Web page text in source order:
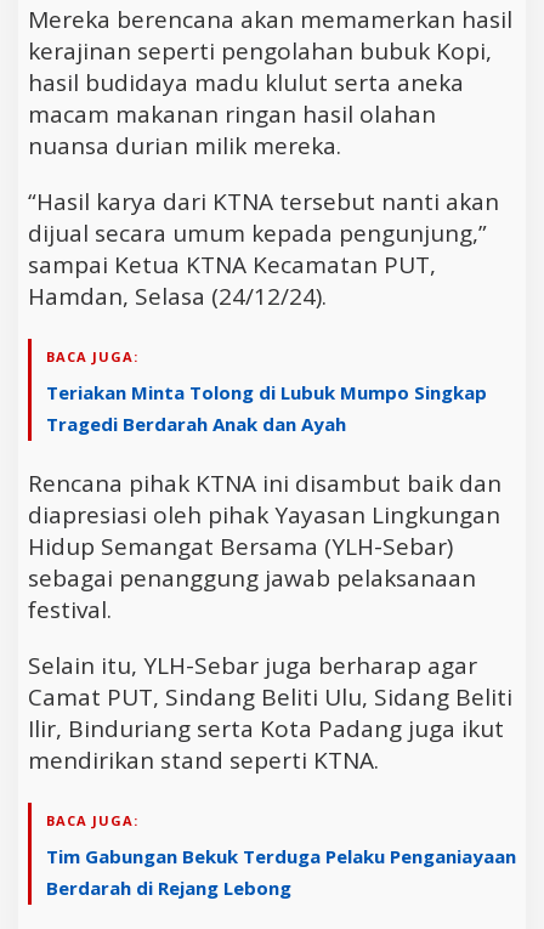
Mereka berencana akan memamerkan hasil
kerajinan seperti pengolahan bubuk Kopi,
hasil budidaya madu klulut serta aneka
macam makanan ringan hasil olahan
nuansa durian milik mereka.
“Hasil karya dari KTNA tersebut nanti akan
dijual secara umum kepada pengunjung,”
sampai Ketua KTNA Kecamatan PUT,
Hamdan, Selasa (24/12/24).
BACA JUGA:
Teriakan Minta Tolong di Lubuk Mumpo Singkap
Tragedi Berdarah Anak dan Ayah
Rencana pihak KTNA ini disambut baik dan
diapresiasi oleh pihak Yayasan Lingkungan
Hidup Semangat Bersama (YLH-Sebar)
sebagai penanggung jawab pelaksanaan
festival.
Selain itu, YLH-Sebar juga berharap agar
Camat PUT, Sindang Beliti Ulu, Sidang Beliti
Ilir, Binduriang serta Kota Padang juga ikut
mendirikan stand seperti KTNA.
BACA JUGA:
Tim Gabungan Bekuk Terduga Pelaku Penganiayaan
Berdarah di Rejang Lebong